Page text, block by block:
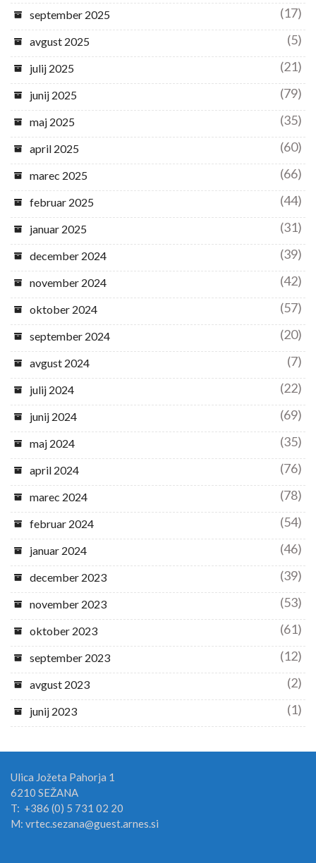
september 2025 (17)
avgust 2025 (5)
julij 2025 (21)
junij 2025 (79)
maj 2025 (35)
april 2025 (60)
marec 2025 (66)
februar 2025 (44)
januar 2025 (31)
december 2024 (39)
november 2024 (42)
oktober 2024 (57)
september 2024 (20)
avgust 2024 (7)
julij 2024 (22)
junij 2024 (69)
maj 2024 (35)
april 2024 (76)
marec 2024 (78)
februar 2024 (54)
januar 2024 (46)
december 2023 (39)
november 2023 (53)
oktober 2023 (61)
september 2023 (12)
avgust 2023 (2)
junij 2023 (1)
Ulica Jožeta Pahorja 1
6210 SEŽANA
T: +386 (0) 5 731 02 20
M: vrtec.sezana@guest.arnes.si